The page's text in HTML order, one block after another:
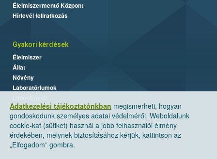
Adatkezelési tájékoztatónkban megismerheti, hogyan
gondoskodunk személyes adatai védelméről. Weboldalunk
cookie-kat (sütiket) használ a jobb felhasználói élmény
érdekében, melynek biztosításához kérjük, kattintson az
„Elfogadom” gombra.
Élelmiszermentő Központ
Hírlevél feliratkozás
Gyakori kérdések
Élelmiszer
Állat
Növény
Laboratóriumok